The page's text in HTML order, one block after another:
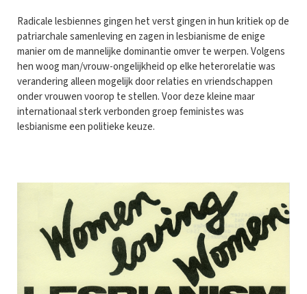
Radicale lesbiennes gingen het verst gingen in hun kritiek op de
patriarchale samenleving en zagen in lesbianisme de enige
manier om de mannelijke dominantie omver te werpen. Volgens
hen woog man/vrouw-ongelijkheid op elke heterorelatie was
verandering alleen mogelijk door relaties en vriendschappen
onder vrouwen voorop te stellen. Voor deze kleine maar
internationaal sterk verbonden groep feministes was
lesbianisme een politieke keuze.